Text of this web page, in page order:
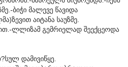
ბიჭი მალევე წავიდა
აიტანა საუზმე.
ლლიზამ გემრიელად შეექცეოდა
დამივიწყე.